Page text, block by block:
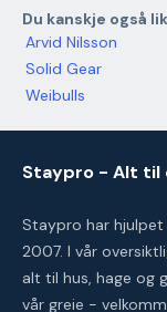
Du kanskje også
Arvid Nilsson
Solid Gear
Weibulls
Staypro - Alt til
Staypro har
2007. I vår
alt til hus, hage og
vår greie -